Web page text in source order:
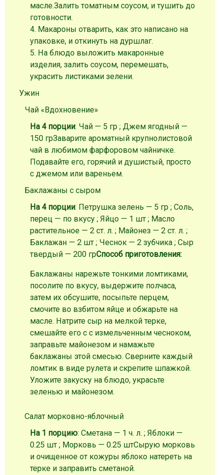
масле.Залить томатным соусом, и тушить до
готовности.
4. Макароны отварить, как это написано на
упаковке, и откинуть на дуршлаг.
5. На блюдо выложить макаронные
изделия, залить соусом, перемешать,
украсить листиками зелени.
Ужин
Чай «Вдохновение»
На 4 порции: Чай — 5 гр ; Джем ягодный —
150 грЗаварите ароматный крупнолистовой
чай в любимом фарфоровом чайничке.
Подавайте его, горячий и душистый, просто
с джемом или вареньем.
Баклажаны с сыром
На 4 порции: Петрушка зелень — 5 гр ; Соль,
перец — по вкусу ; Яйцо — 1 шт ; Масло
растительное — 2 ст. л. ; Майонез — 2 ст. л. ;
Баклажан — 2 шт ; Чеснок — 2 зубчика ; Сыр
твердый — 200 грСпособ приготовления:
Баклажаны нарежьте тонкими ломтиками,
посолите по вкусу, выдержите полчаса,
затем их обсушите, посыпьте перцем,
смочите во взбитом яйце и обжарьте на
масле. Натрите сыр на мелкой терке,
смешайте его с с измельченным чесноком,
заправьте майонезом и намажьте
баклажаны этой смесью. Сверните каждый
ломтик в виде рулета и скрепите шпажкой.
Уложите закуску на блюдо, украсьте
зеленью и майонезом.
Салат морковно-яблочный
На 1 порцию: Сметана — 1 ч. л. ; Яблоки —
0.25 шт ; Морковь — 0.25 штСырую морковь
и очищенное от кожуры яблоко натереть на
терке и заправить сметаной.